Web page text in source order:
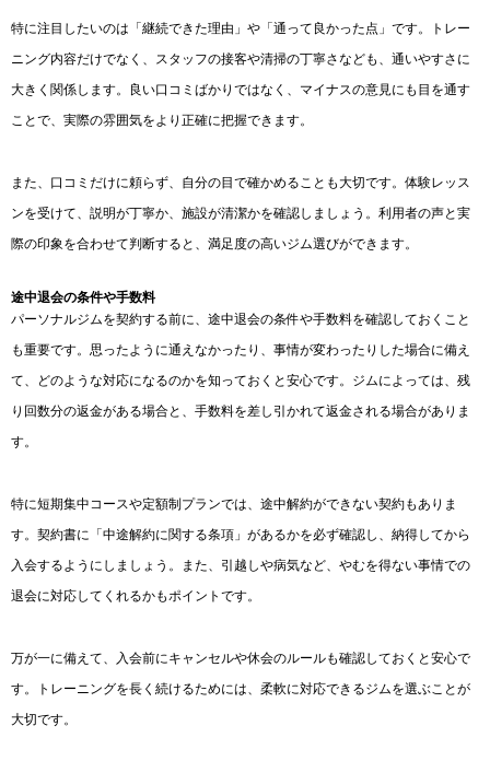
特に注目したいのは「継続できた理由」や「通って良かった点」です。トレー
ニング内容だけでなく、スタッフの接客や清掃の丁寧さなども、通いやすさに
大きく関係します。良い口コミばかりではなく、マイナスの意見にも目を通す
ことで、実際の雰囲気をより正確に把握できます。
また、口コミだけに頼らず、自分の目で確かめることも大切です。体験レッス
ンを受けて、説明が丁寧か、施設が清潔かを確認しましょう。利用者の声と実
際の印象を合わせて判断すると、満足度の高いジム選びができます。
途中退会の条件や手数料
パーソナルジムを契約する前に、途中退会の条件や手数料を確認しておくこと
も重要です。思ったように通えなかったり、事情が変わったりした場合に備え
て、どのような対応になるのかを知っておくと安心です。ジムによっては、残
り回数分の返金がある場合と、手数料を差し引かれて返金される場合がありま
す。
特に短期集中コースや定額制プランでは、途中解約ができない契約もありま
す。契約書に「中途解約に関する条項」があるかを必ず確認し、納得してから
入会するようにしましょう。また、引越しや病気など、やむを得ない事情での
退会に対応してくれるかもポイントです。
万が一に備えて、入会前にキャンセルや休会のルールも確認しておくと安心で
す。トレーニングを長く続けるためには、柔軟に対応できるジムを選ぶことが
大切です。